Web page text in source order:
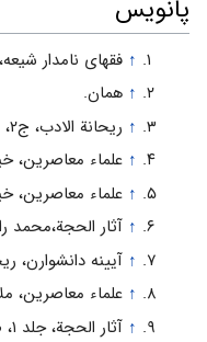
پانویس
↑ فقهای نامدار
↑ همان.
↑ ریحانة الادب، ج۲، ص۲۴.
↑ علماء معاصرین،
↑ علماء معاصرین،
↑ آثار الحجة،محمد رازى،
↑ آیینه دانشوارن،
↑ علماء معاصرین،
↑ آثار الحجة، جلد ۱، ص ۱۱۳ با اندکى تغییر و تصرف.